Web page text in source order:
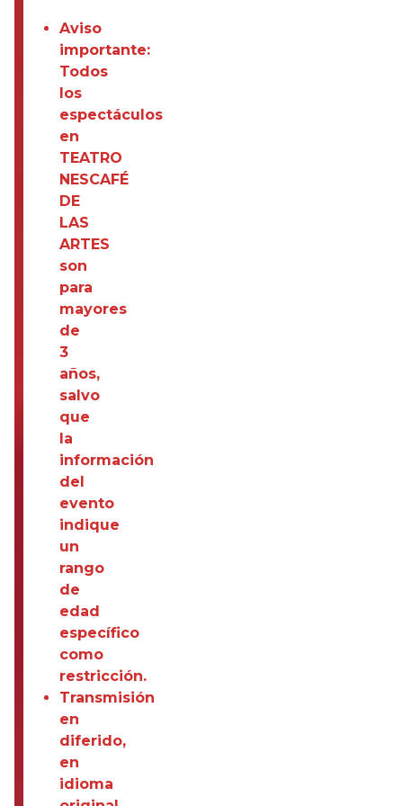
Aviso
importante:
Todos
los
espectáculos
en
TEATRO
NESCAFÉ
DE
LAS
ARTES
son
para
mayores
de
3
años,
salvo
que
la
información
del
evento
indique
un
rango
de
edad
específico
como
restricción.
Transmisión
en
diferido,
en
idioma